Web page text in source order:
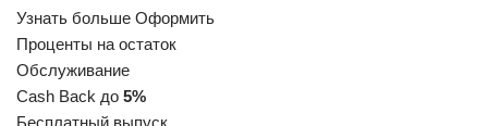
Узнать больше Оформить
Проценты на остаток
Обслуживание
Cash Back до 5%
Бесплатный выпуск